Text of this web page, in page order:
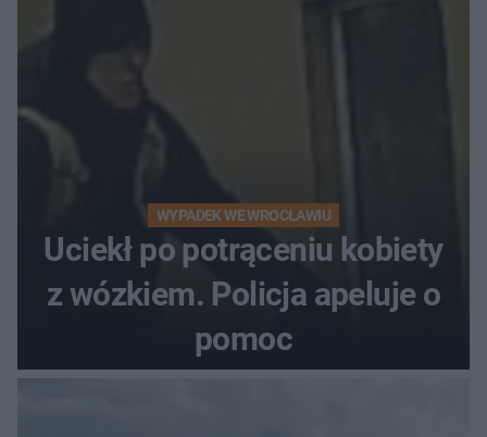
WYPADEK WE WROCŁAWIU
Uciekł po potrąceniu kobiety
z wózkiem. Policja apeluje o
pomoc